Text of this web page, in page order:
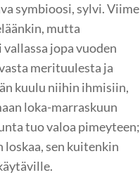
symbioosi, sylvi. Viime
mutta
jopa vuoden
merituulesta ja
kuulu niihin ihmisiin,
loka-marraskuun
tuo valoa pimeyteen;
sen kuitenkin